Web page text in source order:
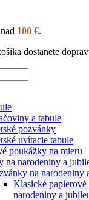
100 €.
dostanete
a tabule
pozvánky
uvítacie tabule
poukážky na mieru
na narodeniny a
na narodeniny
Klasické papierové
narodeniny a